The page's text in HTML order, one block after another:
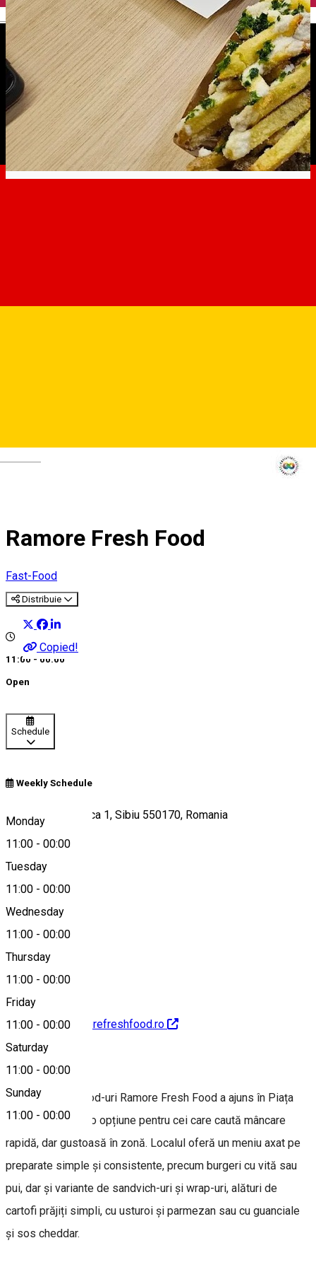
English
Ramore Fresh Food
Fast-Food
Distribuie
Copied!
11:00 - 00:00
Open
Schedule
Weekly Schedule
Monday
11:00 - 00:00
Tuesday
11:00 - 00:00
Wednesday
11:00 - 00:00
Thursday
11:00 - 00:00
Friday
11:00 - 00:00
Saturday
11:00 - 00:00
Sunday
11:00 - 00:00
Strada Radu Stanca 1, Sibiu 550170, Romania
Map
https://www.ramorefreshfood.ro
About
Lanțul de fast-food-uri Ramore Fresh Food a ajuns în Piața
Habermann, fiind o opțiune pentru cei care caută mâncare
rapidă, dar gustoasă în zonă. Localul oferă un meniu axat pe
preparate simple și consistente, precum burgeri cu vită sau
pui, dar și variante de sandvich-uri și wrap-uri, alături de
cartofi prăjiți simpli, cu usturoi și parmezan sau cu guanciale
și sos cheddar.